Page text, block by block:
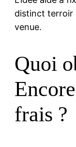
distinct terroir
venue.
Quoi
frais ?